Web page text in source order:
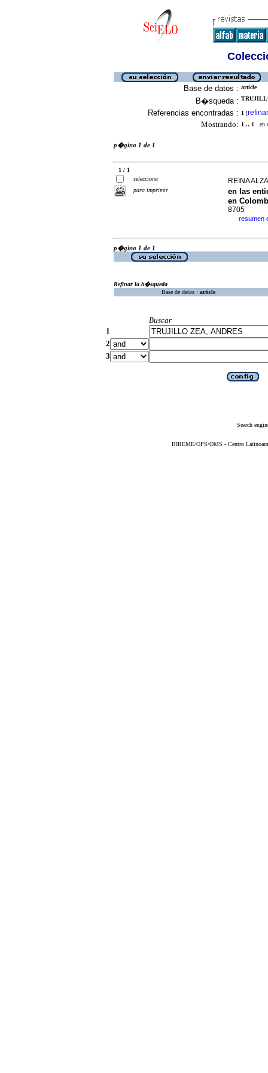
Base de datos : article
B�squeda :
Referencias encontradas : 1 [refinar
Mostrando: 1 .. 1 en
p�gina 1 de 1
1 / 1
selecciona
para imprimir
REINA
en las
en
8705
· resumen
p�gina 1 de 1
Refinar la b�squeda
Base de datos : article
Buscar
1
2
3
Search
BIREME/OPS/OMS - Centro